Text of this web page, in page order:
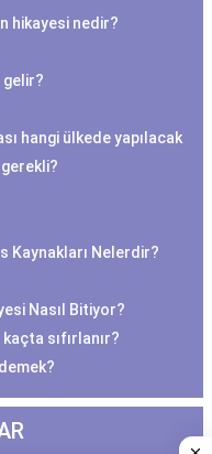
hikayesi nedir?
gelir?
hangi ülkede yapılacak
Kaynakları Nelerdir?
Nasıl Bitiyor?
sıfırlanır?